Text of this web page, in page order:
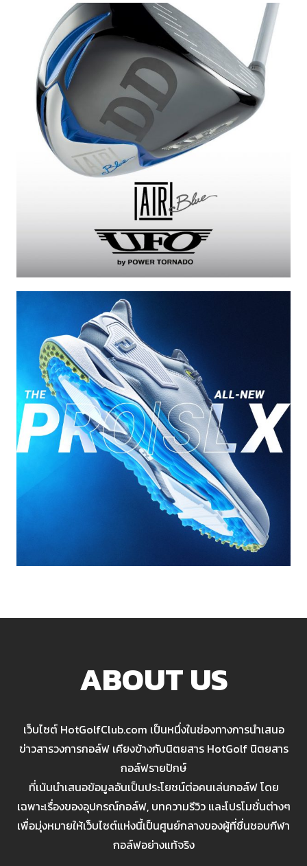
ABOUT US
เว็บไซต์ HotGolfClub.com เป็นหนึ่งในช่องทางการนำเสนอ
ข่าวสารวงการกอล์ฟ เคียงข้างกับนิตยสาร HotGolf นิตยสาร
กอล์ฟรายปักษ์
ที่เน้นนำเสนอข้อมูลอันเป็นประโยชน์ต่อคนเล่นกอล์ฟ โดย
เฉพาะเรื่องของอุปกรณ์กอล์ฟ, บทความรีวิว และโปรโมชั่นต่างๆ
เพื่อมุ่งหมายให้เว็บไซต์แห่งนี้เป็นศูนย์กลางของผู้ที่ชื่นชอบกีฬา
กอล์ฟอย่างแท้จริง